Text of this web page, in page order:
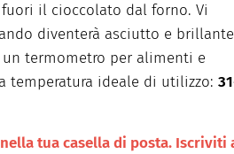
il cioccolato dal forno. Vi
diventerà asciutto e
termometro per alimenti e
temperatura ideale di utilizzo:
tua casella di posta. Iscriviti